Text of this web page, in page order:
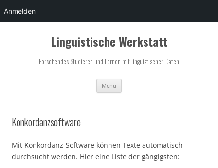
Anmelden
Zum
Linguistische Werkstatt
Forschendes Studieren und Lernen mit linguistischen Daten
Menü
Konkordanzsoftware
Mit Konkordanz-Software können Texte automatisch
durchsucht werden. Hier eine Liste der gängigsten: